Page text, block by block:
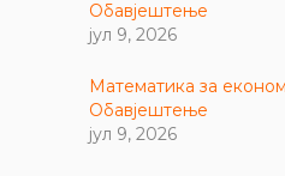
Обавјештење
јул 9, 2026
Математика за
Обавјештење
јул 9, 2026